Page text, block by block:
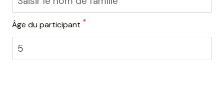
Âge du participant *